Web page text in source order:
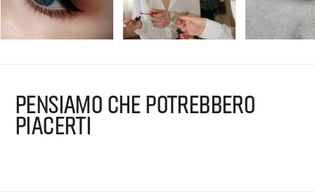
PENSIAMO CHE POTREBBERO
PIACERTI